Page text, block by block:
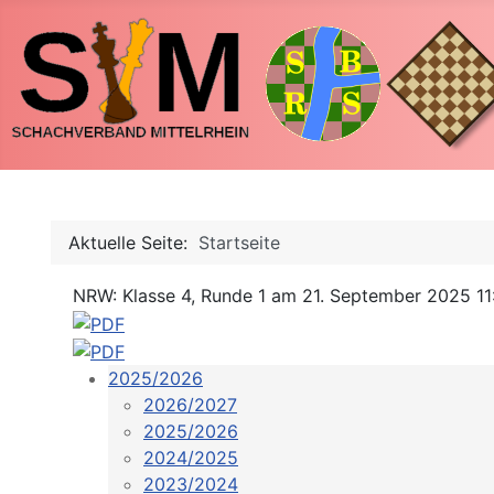
Aktuelle Seite: Startseite
NRW: Klasse 4, Runde 1 am 21. September 2025
2025/2026
2026/2027
2025/2026
2024/2025
2023/2024